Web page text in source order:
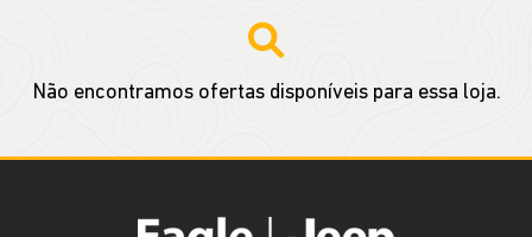
Não encontramos ofertas disponíveis para essa loja.